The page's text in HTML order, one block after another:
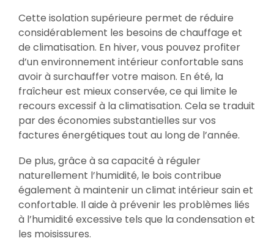
Cette isolation supérieure permet de réduire
considérablement les besoins de chauffage et
de climatisation. En hiver, vous pouvez profiter
d’un environnement intérieur confortable sans
avoir à surchauffer votre maison. En été, la
fraîcheur est mieux conservée, ce qui limite le
recours excessif à la climatisation. Cela se traduit
par des économies substantielles sur vos
factures énergétiques tout au long de l’année.
De plus, grâce à sa capacité à réguler
naturellement l’humidité, le bois contribue
également à maintenir un climat intérieur sain et
confortable. Il aide à prévenir les problèmes liés
à l’humidité excessive tels que la condensation et
les moisissures.